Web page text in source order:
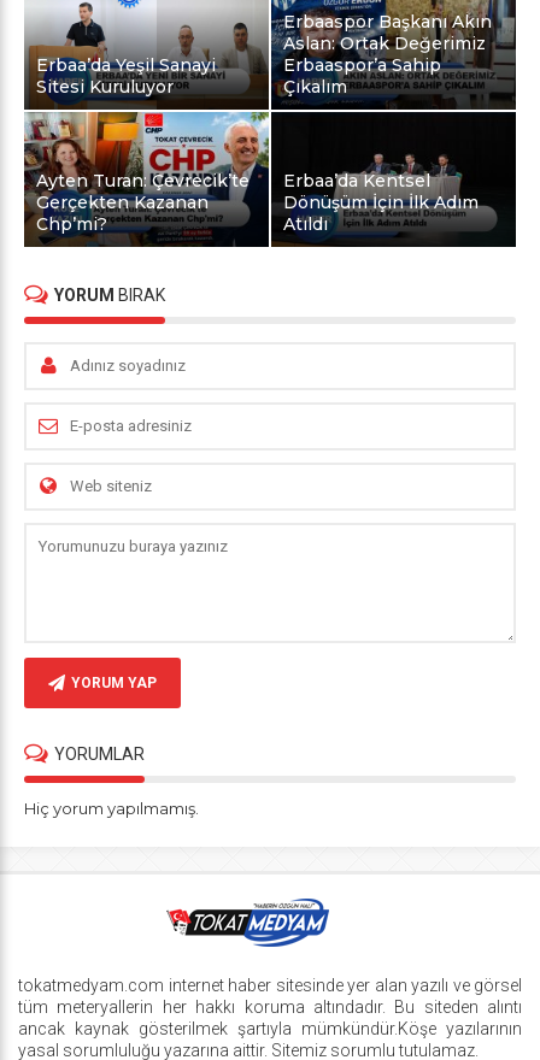
Erbaa’da Yeşil Sanayi
Sitesi Kuruluyor
Erbaaspor Başkanı Akın
Aslan: Ortak Değerimiz
Erbaaspor’a Sahip
Çıkalım
Ayten Turan: Çevrecik’te
Gerçekten Kazanan
Chp’mi?
Erbaa’da Kentsel
Dönüşüm İçin İlk Adım
Atıldı
YORUM BIRAK
YORUM YAP
YORUMLAR
Hiç yorum yapılmamış.
tokatmedyam.com internet haber sitesinde yer alan yazılı ve görsel
tüm meteryallerin her hakkı koruma altındadır. Bu siteden alıntı
ancak kaynak gösterilmek şartıyla mümkündür.Köşe yazılarının
yasal sorumluluğu yazarına aittir. Sitemiz sorumlu tutulamaz.